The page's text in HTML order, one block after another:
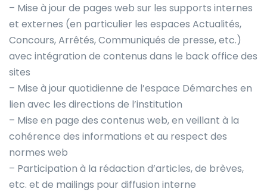
– Mise à jour de pages web sur les supports internes
et externes (en particulier les espaces Actualités,
Concours, Arrêtés, Communiqués de presse, etc.)
avec intégration de contenus dans le back office des
sites
– Mise à jour quotidienne de l’espace Démarches en
lien avec les directions de l’institution
– Mise en page des contenus web, en veillant à la
cohérence des informations et au respect des
normes web
– Participation à la rédaction d’articles, de brèves,
etc. et de mailings pour diffusion interne